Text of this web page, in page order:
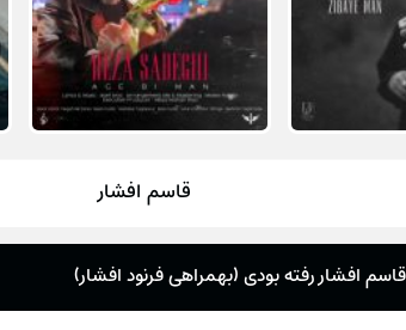
قاسم افشار
افشار رفته بودی (بهمراهی فرنود افشار)